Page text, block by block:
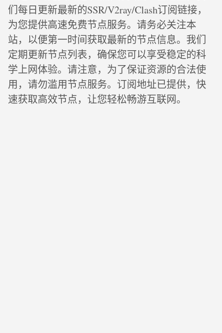
们每日更新最新的SSR/V2ray/Clash订阅链接，
为您提供高速免费节点服务。请务必关注本
站，以便第一时间获取最新的节点信息。我们
定期更新节点列表，确保您可以享受稳定的科
学上网体验。请注意，为了保证资源的合法使
用，请勿滥用节点服务。订阅地址已提供，快
速获取高效节点，让您轻松畅游互联网。